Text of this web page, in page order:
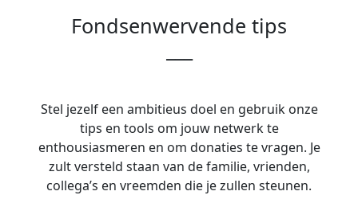
Fondsenwervende tips
Stel jezelf een ambitieus doel en gebruik onze
tips en tools om jouw netwerk te
enthousiasmeren en om donaties te vragen. Je
zult versteld staan van de familie, vrienden,
collega’s en vreemden die je zullen steunen.